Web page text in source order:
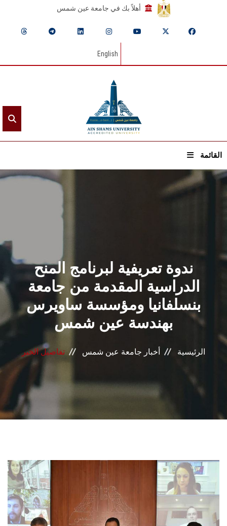
أهلاً بك في جامعة عين شمس
English
القائمة
القطاعـات
الشئون الأكاديمية
البحث العلمي
الرعاية الصحية
المراكز والوحدات
الأنظمة الذكية
الإعلام
الطلاب
هيئة التدريس
الدراسات العليا
ندوة تعريفية لبرنامج المنح
الدراسية المقدمة من جامعة
بنسلفانيا ومؤسسة ساويرس
بهندسة عين شمس
الرئيسية أخبار جامعة عين شمس تفاصيل الخبر